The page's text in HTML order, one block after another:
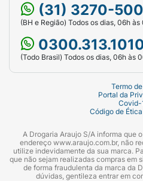
(31) 3270-
(BH e Região) Todos os dias, 06h às
(Todo Brasil) Todos os dias, 06h às
Termo
Portal da
Covid-
Código de
A Drogaria Araujo S/A informa que
endereço www.araujo.com.br, não
utilize indevidamente da sua marca.
que não sejam realizadas compras em
de forma fraudulenta da marca da
dúvidas, gentileza entrar em